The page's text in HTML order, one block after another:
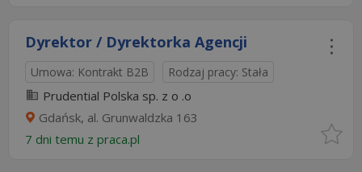
Dyrektor / Dyrektorka Agencji
Umowa: Kontrakt B2B Rodzaj pracy: Stała
Prudential Polska sp. z o .o
Gdańsk, al. Grunwaldzka 163
7 dni temu z praca.pl